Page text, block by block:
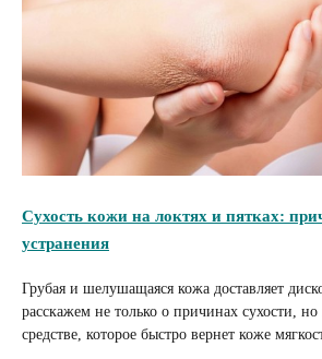
Сухость кожи на локтях и пятках:
устранения
Грубая и шелушащаяся кожа доставляет
расскажем не только о причинах сухости,
средстве, которое быстро вернет коже